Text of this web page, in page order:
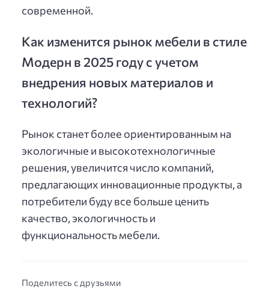
современной.
Как изменится рынок мебели в стиле
Модерн в 2025 году с учетом
внедрения новых материалов и
технологий?
Рынок станет более ориентированным на
экологичные и высокотехнологичные
решения, увеличится число компаний,
предлагающих инновационные продукты, а
потребители буду все больше ценить
качество, экологичность и
функциональность мебели.
Поделитесь с друзьями